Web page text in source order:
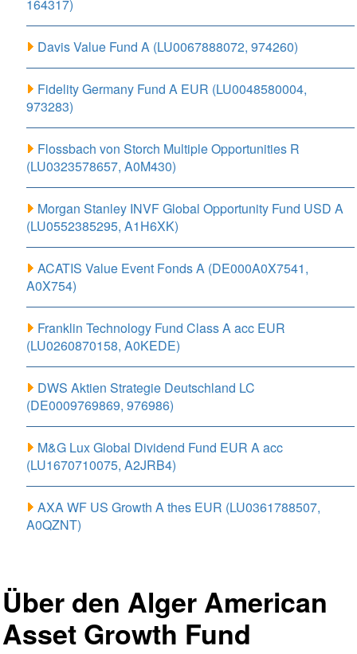
164317)
Davis Value Fund A (LU0067888072, 974260)
Fidelity Germany Fund A EUR (LU0048580004,
973283)
Flossbach von Storch Multiple Opportunities R
(LU0323578657, A0M430)
Morgan Stanley INVF Global Opportunity Fund USD A
(LU0552385295, A1H6XK)
ACATIS Value Event Fonds A (DE000A0X7541,
A0X754)
Franklin Technology Fund Class A acc EUR
(LU0260870158, A0KEDE)
DWS Aktien Strategie Deutschland LC
(DE0009769869, 976986)
M&G Lux Global Dividend Fund EUR A acc
(LU1670710075, A2JRB4)
AXA WF US Growth A thes EUR (LU0361788507,
A0QZNT)
Über den Alger American
Asset Growth Fund